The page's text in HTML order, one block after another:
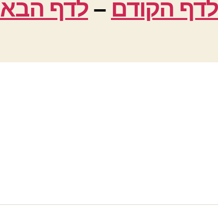
הקודם –לדף